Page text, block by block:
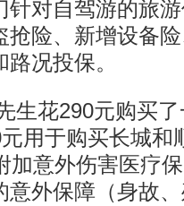
自驾游的旅游
抢险、新增设备
况投保。
290元购买了
用于购买长城和
加意外伤害医疗
意外保障（身故